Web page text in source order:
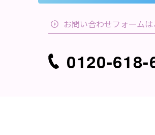
お問い合わせフォームは
0120-618-